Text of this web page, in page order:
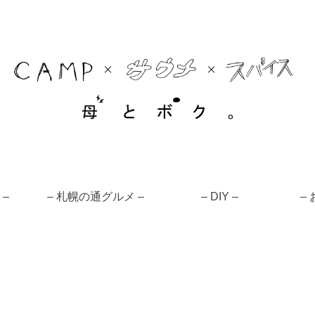
– – 札幌の通グルメ – – DIY – –